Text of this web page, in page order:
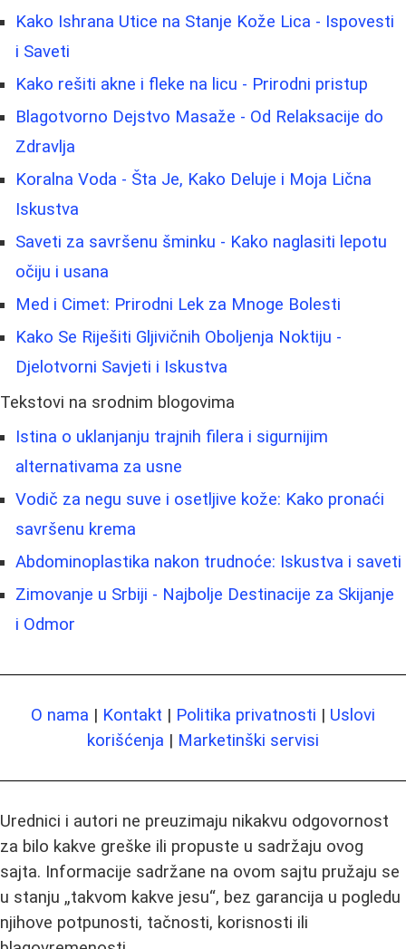
Kako Ishrana Utice na Stanje Kože Lica - Ispovesti
i Saveti
Kako rešiti akne i fleke na licu - Prirodni pristup
Blagotvorno Dejstvo Masaže - Od Relaksacije do
Zdravlja
Koralna Voda - Šta Je, Kako Deluje i Moja Lična
Iskustva
Saveti za savršenu šminku - Kako naglasiti lepotu
očiju i usana
Med i Cimet: Prirodni Lek za Mnoge Bolesti
Kako Se Riješiti Gljivičnih Oboljenja Noktiju -
Djelotvorni Savjeti i Iskustva
Tekstovi na srodnim blogovima
Istina o uklanjanju trajnih filera i sigurnijim
alternativama za usne
Vodič za negu suve i osetljive kože: Kako pronaći
savršenu krema
Abdominoplastika nakon trudnoće: Iskustva i saveti
Zimovanje u Srbiji - Najbolje Destinacije za Skijanje
i Odmor
O nama | Kontakt | Politika privatnosti | Uslovi
korišćenja | Marketinški servisi
Urednici i autori ne preuzimaju nikakvu odgovornost
za bilo kakve greške ili propuste u sadržaju ovog
sajta. Informacije sadržane na ovom sajtu pružaju se
u stanju „takvom kakve jesu“, bez garancija u pogledu
njihove potpunosti, tačnosti, korisnosti ili